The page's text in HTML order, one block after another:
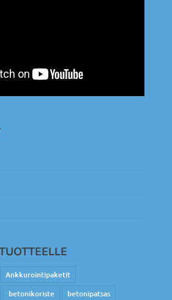
Ankkurointipaketit
betonikoriste
betonipatsas